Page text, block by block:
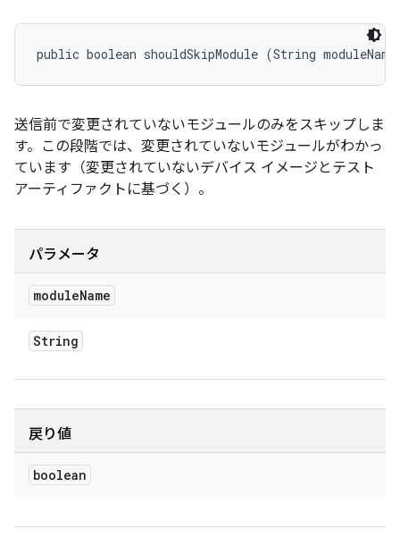
public boolean shouldSkipModule (String
送信前で変更されていないモジュールのみをスキップしま
す。この段階では、変更されていないモジュールがわかっ
ています（変更されていないデバイス イメージとテスト
アーティファクトに基づく）。
パラメータ
moduleName
String
戻り値
boolean